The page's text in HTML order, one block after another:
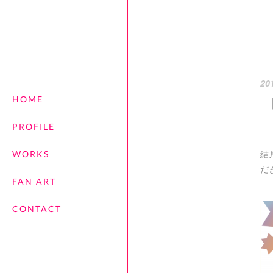
HOME
PROFILE
WORKS
FAN ART
CONTACT
結
だ